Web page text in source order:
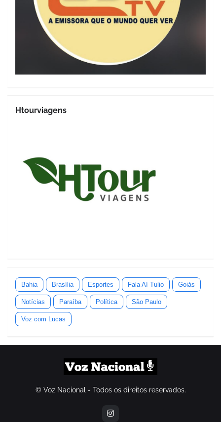
Htourviagens
Bahia Brasília Esportes Fala Aí Tulio Goiás
Notícias Paraíba Política São Paulo
Voz com Lucas
© Voz Nacional - Todos os direitos reservados.